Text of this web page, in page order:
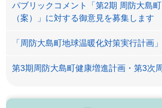
パブリックコメント「第2期 周防大島
（案）」に対する御意見を募集します
「周防大島町地球温暖化対策実行計画
第3期周防大島町健康増進計画・第3次